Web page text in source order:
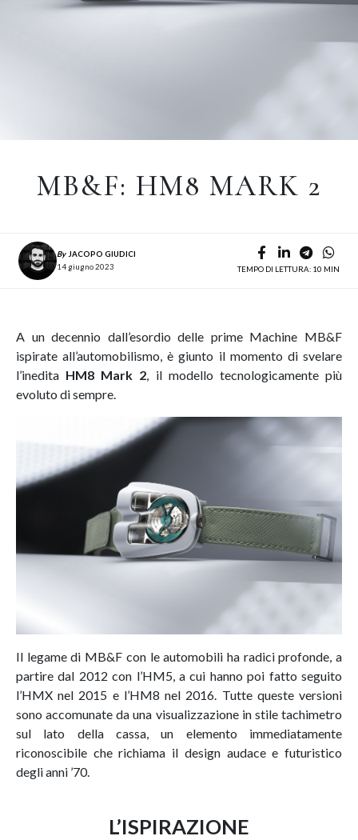
MB&F: HM8 MARK 2
By JACOPO GIUDICI
14 giugno 2023
TEMPO DI LETTURA: 10 MIN
A un decennio dall’esordio delle prime Machine MB&F
ispirate all’automobilismo, è giunto il momento di svelare
l’inedita HM8 Mark 2, il modello tecnologicamente più
evoluto di sempre.
Il legame di MB&F con le automobili ha radici profonde, a
partire dal 2012 con l’HM5, a cui hanno poi fatto seguito
l’HMX nel 2015 e l’HM8 nel 2016. Tutte queste versioni
sono accomunate da una visualizzazione in stile tachimetro
sul lato della cassa, un elemento immediatamente
riconoscibile che richiama il design audace e futuristico
degli anni ’70.
L’ISPIRAZIONE